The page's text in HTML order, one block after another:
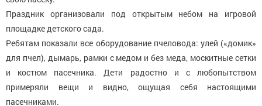
Праздник организовали под открытым небом на игровой
площадке детского сада.
Ребятам показали все оборудование пчеловода: улей («домик»
для пчел), дымарь, рамки с медом и без меда, москитные сетки
и костюм пасечника. Дети радостно и с любопытством
примеряли вещи и видно, ощущая себя настоящими
пасечниками.